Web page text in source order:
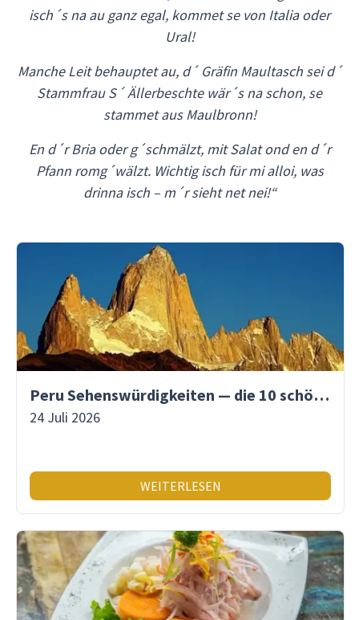
isch´s na au ganz egal, kommet se von Italia oder
Ural!
Manche Leit behauptet au, d´ Gräfin Maultasch sei d´
Stammfrau S´ Ällerbeschte wär´s na schon, se
stammet aus Maulbronn!
En d´r Bria oder g´schmälzt, mit Salat ond en d´r
Pfann romg´wälzt. Wichtig isch für mi alloi, was
drinna isch – m´r sieht net nei!“
Peru Sehenswürdigkeiten — die 10 schönsten Orte
24 Juli 2026
WEITERLESEN